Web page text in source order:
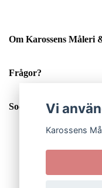
Om Karossens Måleri
Frågor?
Sociala medier
Vi
Karossens